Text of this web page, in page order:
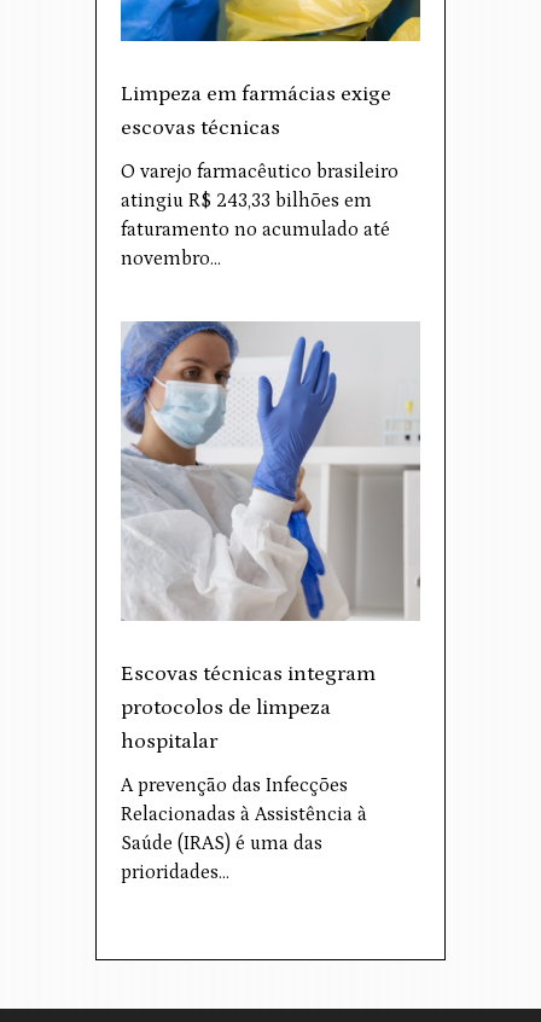
Limpeza em farmácias exige
escovas técnicas
O varejo farmacêutico brasileiro
atingiu R$ 243,33 bilhões em
faturamento no acumulado até
novembro…
Escovas técnicas integram
protocolos de limpeza
hospitalar
A prevenção das Infecções
Relacionadas à Assistência à
Saúde (IRAS) é uma das
prioridades…